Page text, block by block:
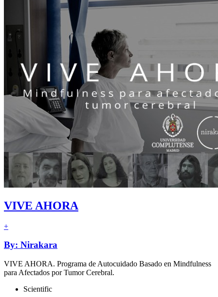
VIVE AHORA
+
By: Nirakara
VIVE AHORA. Programa de Autocuidado Basado en Mindfulness
para Afectados por Tumor Cerebral.
Scientific